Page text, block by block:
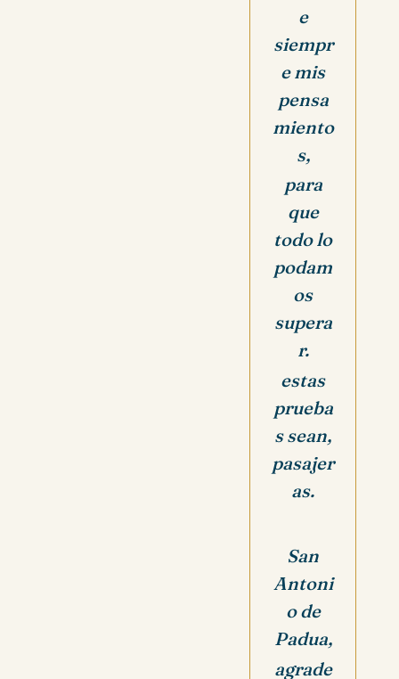
e
siempr
e mis
pensa
miento
s,
para
que
todo lo
podam
os
supera
r.
estas
prueba
s sean,
pasajer
as.
San
Antoni
o de
Padua,
agrade